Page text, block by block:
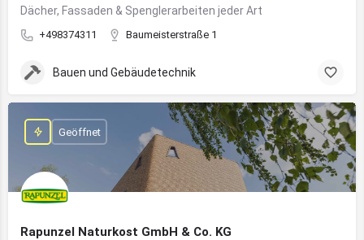
Dächer, Fassaden & Spenglerarbeiten jeder Art
+498374311 Baumeisterstraße 1
Bauen und Gebäudetechnik
Rapunzel Naturkost GmbH & Co. KG
Geöffnet